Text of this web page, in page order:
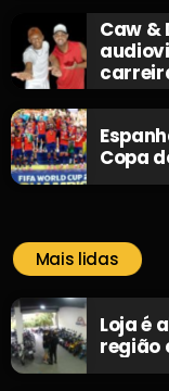
Caw &
Copa
Mais lidas
Loja é
região